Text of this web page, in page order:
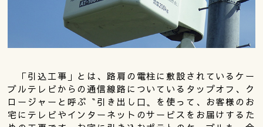
「引込工事」とは、路肩の電柱に敷設されているケー
ブルテレビからの通信線路についているタップオフ、ク
ロージャーと呼ぶ〝引き出し口〟を使って、お客様のお
宅にテレビやインターネットのサービスをお届けするた